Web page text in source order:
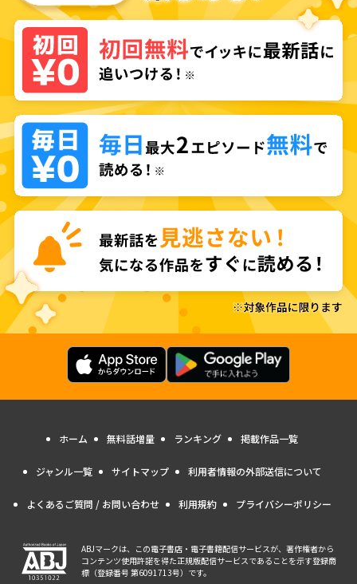
ホーム 無料話増量 ランキング 掲載作品一覧
ジャンル一覧 サイトマップ 利用者情報の外部送信について
よくあるご質問 / お問い合わせ 利用規約 プライバシーポリシー
ABJマークは、この電子書店・電子書籍配信サービスが、著作権者から
コンテンツ使用許諾を得た正規版配信サービスであることを示す登録商
標（登録番号 第6091713号）です。